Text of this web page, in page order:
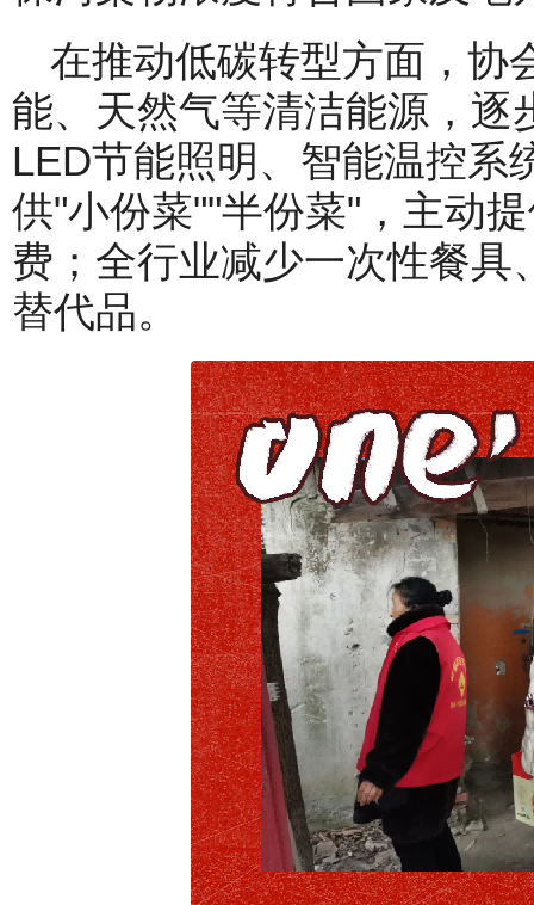
在推动低碳转型方面，协
能、天然气等清洁能源，逐
LED节能照明、智能温控系
供"小份菜""半份菜"，主动
费；全行业减少一次性餐
替代品。